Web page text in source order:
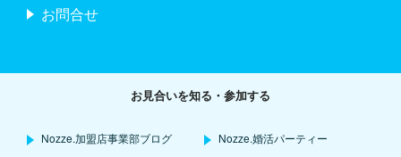
お問合せ
お見合いを知る・参加する
Nozze.加盟店事業部ブログ Nozze.婚活パーティー